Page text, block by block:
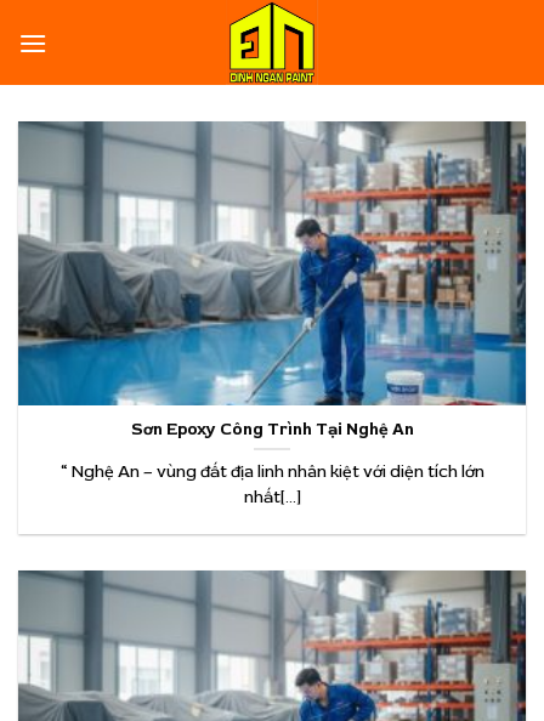
Sơn Epoxy Công Trình Tại Nghệ An
“ Nghệ An – vùng đất địa linh nhân kiệt với diện tích lớn
nhất[...]